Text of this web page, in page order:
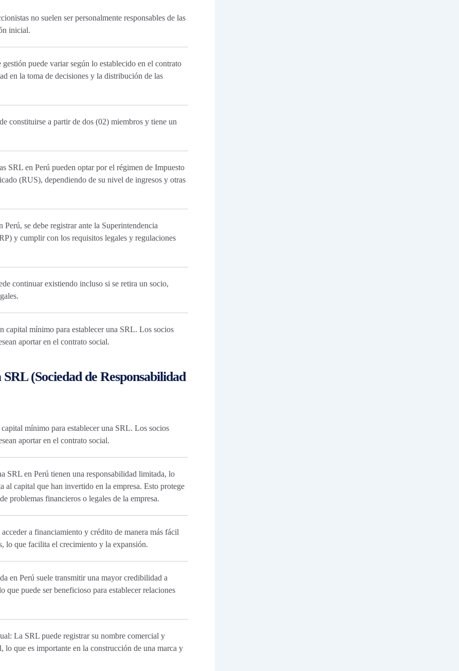
no suelen ser personalmente responsables de las
inicial.
gestión puede variar según lo establecido en el contrato
en la toma de decisiones y la distribución de las
constituirse a partir de dos (02) miembros y tiene un
SRL en Perú pueden optar por el régimen de Impuesto
(RUS), dependiendo de su nivel de ingresos y otras
Perú, se debe registrar ante la Superintendencia
y cumplir con los requisitos legales y regulaciones
continuar existiendo incluso si se retira un socio,
capital mínimo para establecer una SRL. Los socios
aportar en el contrato social.
(Sociedad de Responsabilidad
mínimo para establecer una SRL. Los socios
aportar en el contrato social.
SRL en Perú tienen una responsabilidad limitada, lo
al capital que han invertido en la empresa. Esto protege
problemas financieros o legales de la empresa.
a financiamiento y crédito de manera más fácil
lo que facilita el crecimiento y la expansión.
en Perú suele transmitir una mayor credibilidad a
que puede ser beneficioso para establecer relaciones
La SRL puede registrar su nombre comercial y
lo que es importante en la construcción de una marca y